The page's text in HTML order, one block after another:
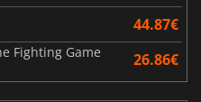
44.87€
Fighting Game 26.86€